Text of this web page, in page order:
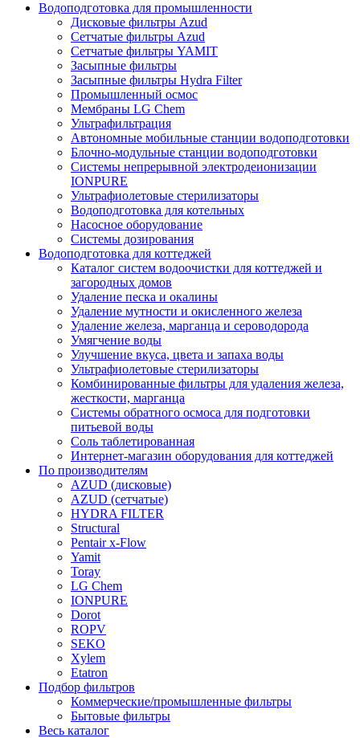
Водоподготовка для промышленности
Дисковые фильтры Azud
Сетчатые фильтры Azud
Сетчатые фильтры YAMIT
Засыпные фильтры
Засыпные фильтры Hydra Filter
Промышленный осмос
Мембраны LG Chem
Ультрафильтрация
Автономные мобильные станции водоподготовки
Блочно-модульные станции водоподготовки
Системы непрерывной электродеионизации
IONPURE
Ультрафиолетовые стерилизаторы
Водоподготовка для котельных
Насосное оборудование
Системы дозирования
Водоподготовка для коттеджей
Каталог систем водоочистки для коттеджей и
загородных домов
Удаление песка и окалины
Удаление мутности и окисленного железа
Удаление железа, марганца и сероводорода
Умягчение воды
Улучшение вкуса, цвета и запаха воды
Ультрафиолетовые стерилизаторы
Комбинированные фильтры для удаления железа,
жесткости, марганца
Системы обратного осмоса для подготовки
питьевой воды
Соль таблетированная
Интернет-магазин оборудования для коттеджей
По производителям
AZUD (дисковые)
AZUD (сетчатые)
HYDRA FILTER
Structural
Pentair x-Flow
Yamit
Toray
LG Chem
IONPURE
Dorot
ROPV
SEKO
Xylem
Etatron
Подбор фильтров
Коммерческие/промышленные фильтры
Бытовые фильтры
Весь каталог